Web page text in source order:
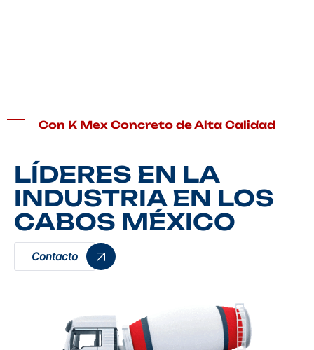
Con K Mex Concreto de Alta Calidad
LÍDERES EN LA
INDUSTRIA EN LOS
CABOS MÉXICO
Contacto